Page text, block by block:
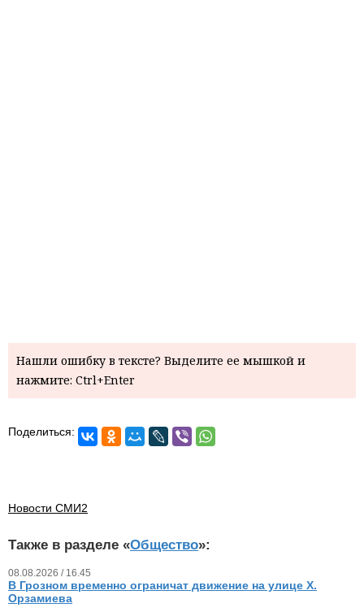
Нашли ошибку в тексте? Выделите ее мышкой и
нажмите: Ctrl+Enter
Поделиться:
Новости СМИ2
Также в разделе «Общество»:
08.08.2026 / 16.45
В Грозном временно ограничат движение на улице Х.
Орзамиева